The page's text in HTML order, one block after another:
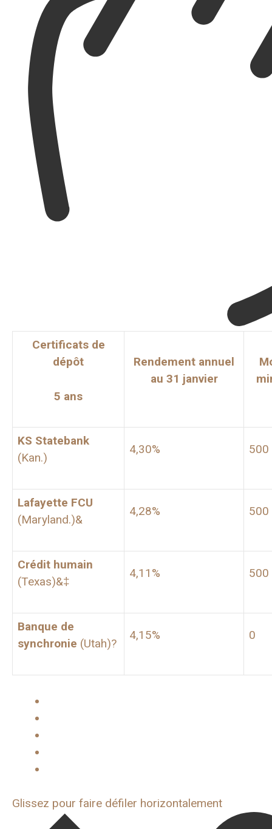
Certificats de
dépôt
5 ans
Rendement annuel
au 31 janvier
KS Statebank
(Kan.)
4,30% 500
Lafayette FCU
(Maryland.)&
4,28% 500
Crédit humain
(Texas)&‡
4,11% 500
Banque de
synchronie (Utah)?
4,15% 0
Glissez pour faire défiler horizontalement